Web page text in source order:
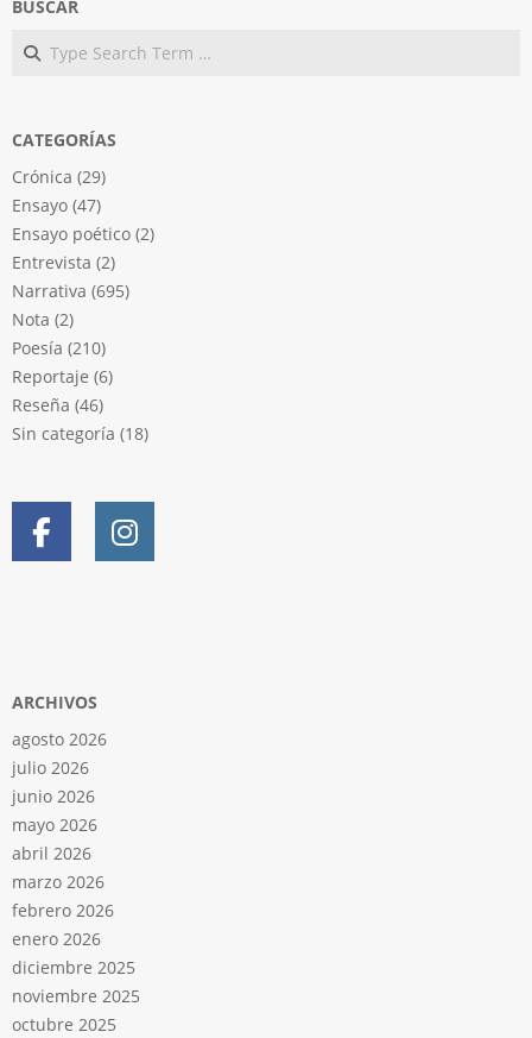
BUSCAR
Search
CATEGORÍAS
Crónica (29)
Ensayo (47)
Ensayo poético (2)
Entrevista (2)
Narrativa (695)
Nota (2)
Poesía (210)
Reportaje (6)
Reseña (46)
Sin categoría (18)
ARCHIVOS
agosto 2026
julio 2026
junio 2026
mayo 2026
abril 2026
marzo 2026
febrero 2026
enero 2026
diciembre 2025
noviembre 2025
octubre 2025